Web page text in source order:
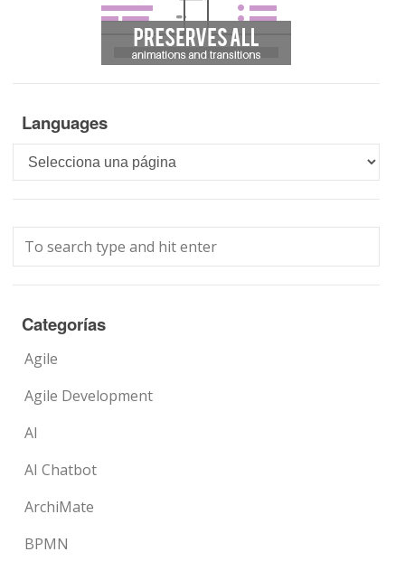
Languages
Languages
Categorías
Agile
Agile Development
AI
AI Chatbot
ArchiMate
BPMN